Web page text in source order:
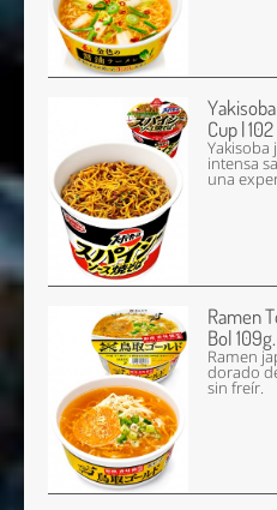
Cup |
Yakisoba
intensa
una
Ramen
Bol 109g.
Ramen
dorado
sin freír.